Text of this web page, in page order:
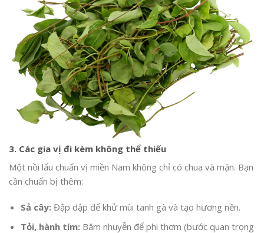
3. Các gia vị đi kèm không thể thiếu
Một nồi lẩu chuẩn vị miền Nam không chỉ có chua và mặn. Bạn
cần chuẩn bị thêm:
Sả cây: Đập dập để khử mùi tanh gà và tạo hương nền.
Tỏi, hành tím: Băm nhuyễn để phi thơm (bước quan trọng